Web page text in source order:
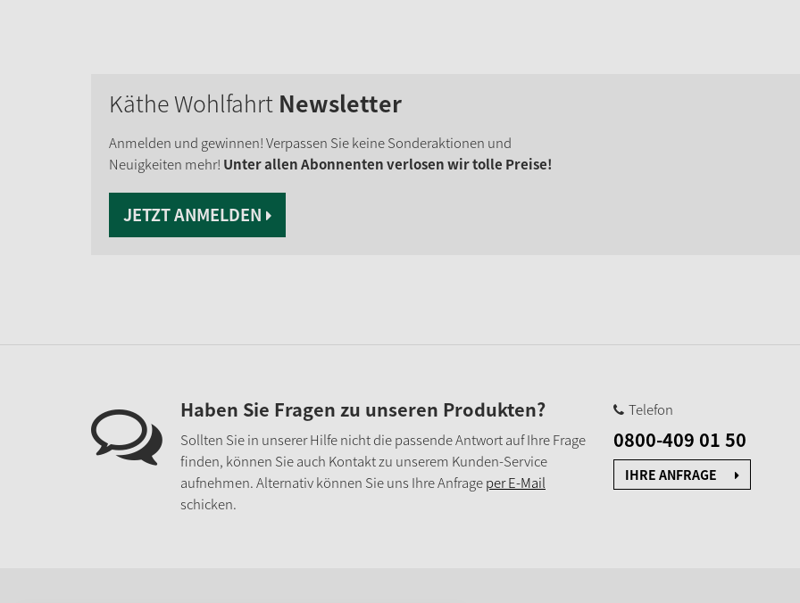
Käthe Wohlfahrt Newsletter
Anmelden und gewinnen! Verpassen Sie keine Sonderaktionen und
Neuigkeiten mehr! Unter allen Abonnenten verlosen wir tolle Preise!
JETZT ANMELDEN
Haben Sie Fragen zu unseren Produkten?
Sollten Sie in unserer Hilfe nicht die passende Antwort auf Ihre Frage
finden, können Sie auch Kontakt zu unserem Kunden-Service
aufnehmen. Alternativ können Sie uns Ihre Anfrageper E-Mail
schicken.
Telefon
0800-409 01 50
IHRE ANFRAGE